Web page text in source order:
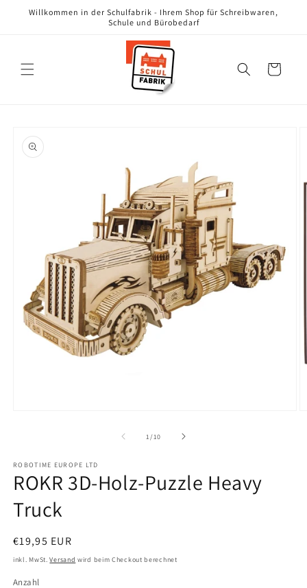
zum
Willkommen in der Schulfabrik - Ihrem Shop für Schreibwaren,
Schule und Bürobedarf
Warenkorb
1 /von
10
ROBOTIME EUROPE LTD
ROKR 3D-Holz-Puzzle Heavy
Truck
Normaler
Preis
€19,95 EUR
inkl. MwSt.Versand wird beim Checkout berechnet
Anzahl